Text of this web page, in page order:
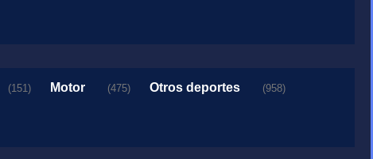
(151) Motor (475) Otros deportes (958)